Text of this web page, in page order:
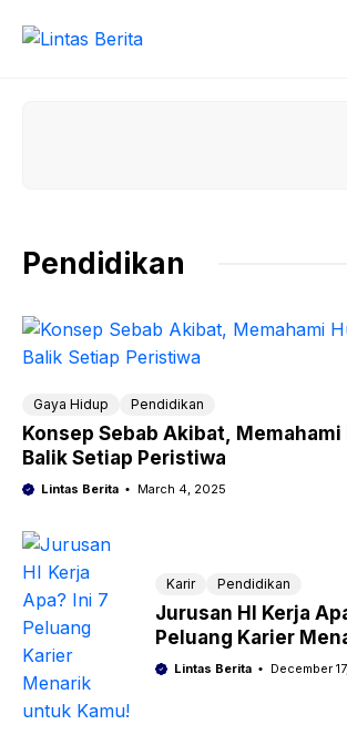
Pendidikan
Gaya Hidup Pendidikan
Konsep Sebab Akibat,
Balik Setiap Peristiwa
Lintas Berita March 4, 2025
Karir Pendidikan
Jurusan HI Kerja
Peluang Karier
Kamu!
Lintas Berita December